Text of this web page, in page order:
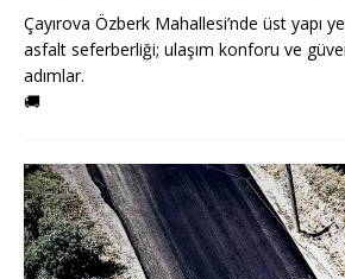
Çayırova Özberk Mahallesi’nde üst yapı
asfalt seferberliği; ulaşım konforu ve
adımlar.
🚚